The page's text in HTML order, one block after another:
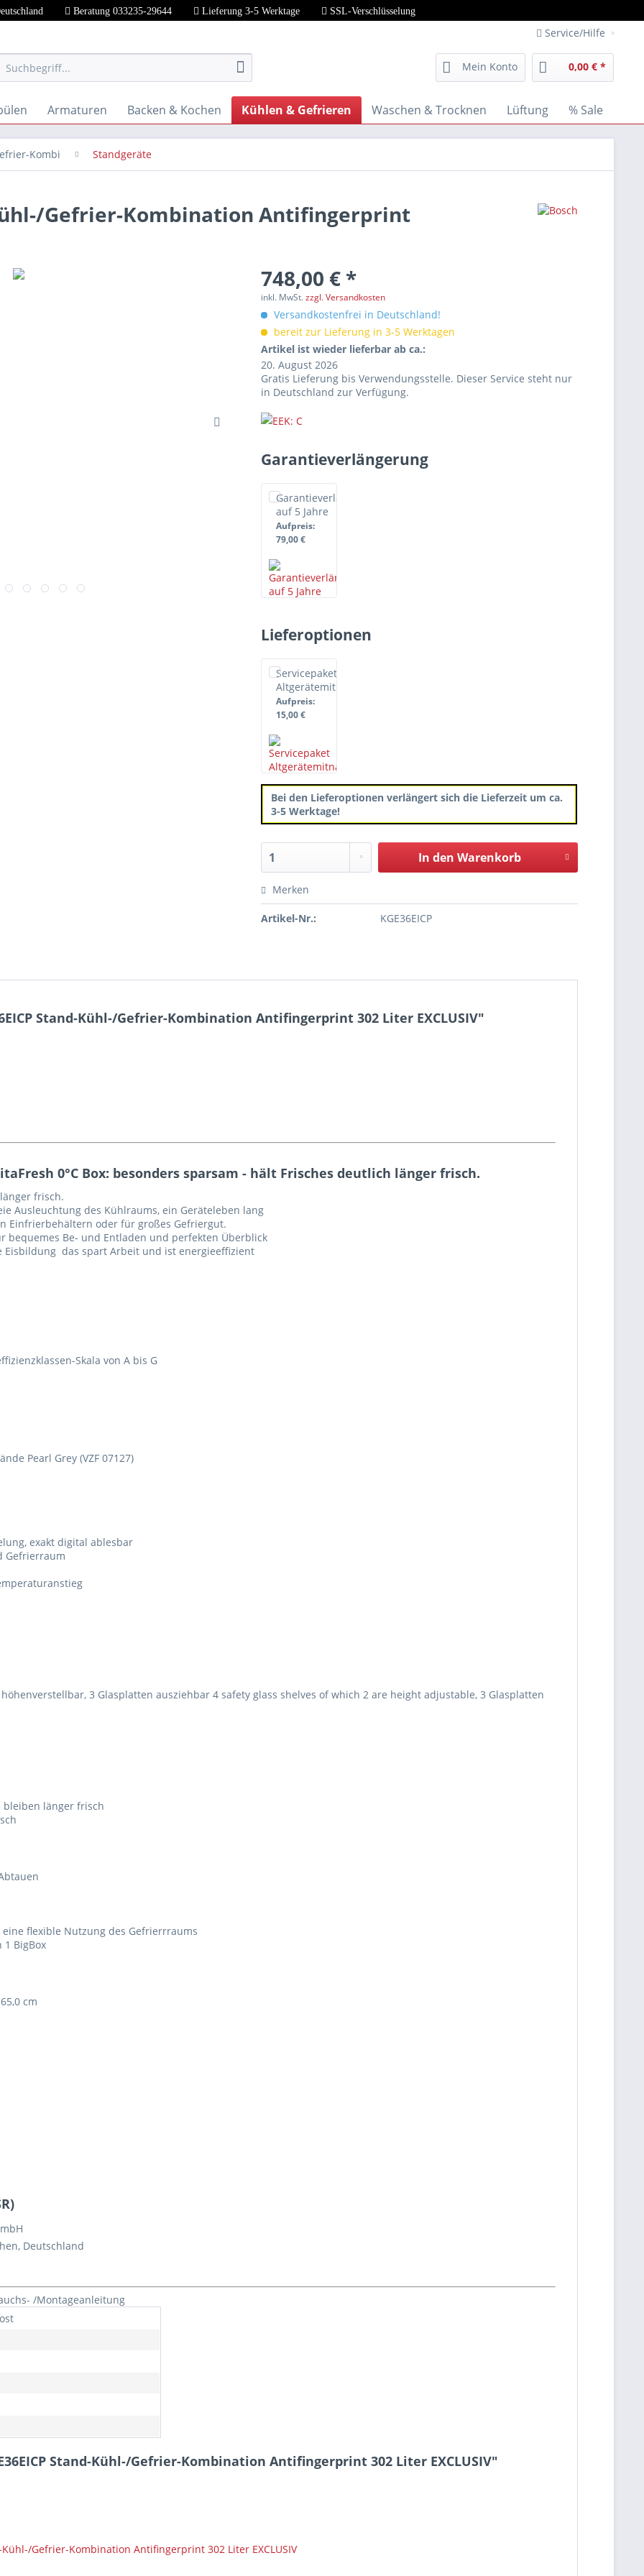
Beratung 033235-29644 Lieferung 3-5 Werktage SSL-Verschlüsselung
Service/Hilfe
Mein Konto 0,00 € *
Armaturen Backen & Kochen Kühlen & Gefrieren Waschen & Trocknen Lüftung % Sale
Kombi Standgeräte
Gefrier-Kombination Antifingerprint
748,00 € *
inkl. MwSt.zzgl. Versandkosten
Versandkostenfrei in Deutschland!
bereit zur Lieferung in 3-5 Werktagen
Artikel ist wieder lieferbar ab ca.:
20. August 2026
Gratis Lieferung bis Verwendungsstelle. Dieser Service steht nur
in Deutschland zur Verfügung.
Garantieverlängerung
Garantieverlängerung
auf 5 Jahre
Aufpreis:
79,00 €
Aufpreis:
Lieferoptionen
Servicepaket
Altgerätemitnahme
Aufpreis:
15,00 €
Bei den Lieferoptionen verlängert sich die Lieferzeit um ca.
3-5 Werktage!
In den Warenkorb
Merken
Artikel-Nr.: KGE36EICP
Stand-Kühl-/Gefrier-Kombination Antifingerprint 302 Liter EXCLUSIV"
0°C Box: besonders sparsam - hält Frisches deutlich länger frisch.
frisch.
Ausleuchtung des Kühlraums, ein Geräteleben lang
Einfrierbehältern oder für großes Gefriergut.
bequemes Be- und Entladen und perfekten Überblick
 das spart Arbeit und ist energieeffizient
Skala von A bis G
Pearl Grey (VZF 07127)
exakt digital ablesbar
Gefrierraum
3 Glasplatten ausziehbar 4 safety glass shelves of which 2 are height adjustable, 3 Glasplatten
bleiben länger frisch
flexible Nutzung des Gefrierrraums
BigBox
cm
Deutschland
/Montageanleitung
Stand-Kühl-/Gefrier-Kombination Antifingerprint 302 Liter EXCLUSIV"
Gefrier-Kombination Antifingerprint 302 Liter EXCLUSIV